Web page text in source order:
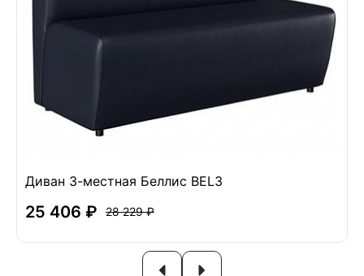
Диван 3-местная Беллис BEL3
25 406 ₽ 28 229 ₽